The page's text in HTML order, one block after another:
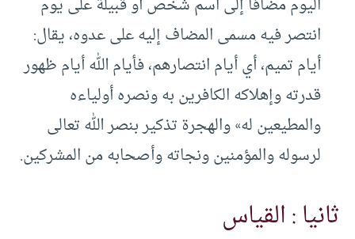
انتصر فيه مسمى المضاف إليه على عدوه، يقال:
أيام تميم، أي أيام انتصارهم، فأيام الله أيام ظهور
قدرته وإهلاكه الكافرين به ونصره أولياءه
والمطيعين له» والهجرة تذكير بنصر الله تعالى
لرسوله والمؤمنين ونجاته وأصحابه من المشركين.
ثانيا : القياس